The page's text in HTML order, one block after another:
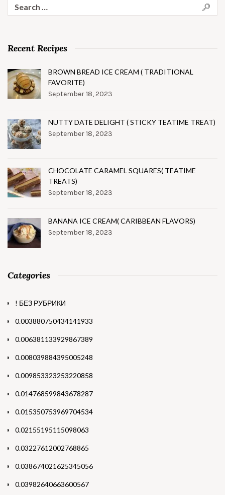
for:
Recent Recipes
BROWN BREAD ICE CREAM ( TRADITIONAL
FAVORITE)
September 18, 2023
NUTTY DATE DELIGHT ( STICKY TEATIME TREAT)
September 18, 2023
CHOCOLATE CARAMEL SQUARES( TEATIME
TREATS)
September 18, 2023
BANANA ICE CREAM( CARIBBEAN FLAVORS)
September 18, 2023
Categories
! БЕЗ РУБРИКИ
0.003880750434141933
0.006381133929867389
0.008039884395005248
0.009853323253220858
0.014768599843678287
0.015350753969704534
0.02155195115098063
0.03227612002768865
0.038674021625345056
0.03982640663600567